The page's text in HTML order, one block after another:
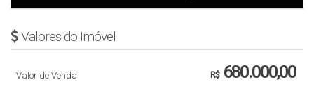
Agende sua Visita:
📞 (66) 99617-3112 ou (66) 3545-0918
Estamos à disposição para atendê-lo da melhor forma possível!
Valores do Imóvel
R$680.000,00
Valor de Venda